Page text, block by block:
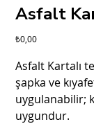
Asfalt
Fiyat
₺0,00
Asfalt Kartalı
şapka ve
uygulanabilir;
uygundur.